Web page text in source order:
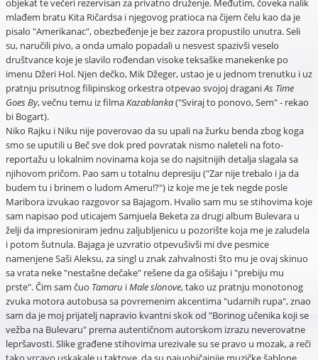
objekat te večeri rezervisan za privatno druženje. Međutim, čoveka nalik
mlađem bratu Kita Ričardsa i njegovog pratioca na čijem čelu kao da je
pisalo "Amerikanac", obezbeđenje je bez zazora propustilo unutra. Seli
su, naručili pivo, a onda umalo popadali u nesvest spazivši veselo
društvance koje je slavilo rođendan visoke teksaške manekenke po
imenu Džeri Hol. Njen dečko, Mik Džeger, ustao je u jednom trenutku i uz
pratnju prisutnog filipinskog orkestra otpevao svojoj draganiAs Time
Goes By, večnu temu iz filmaKazablanka("Sviraj to ponovo, Sem" - rekao
bi Bogart).
Niko Rajku i Niku nije poverovao da su upali na žurku benda zbog koga
smo se uputili u Beč sve dok pred povratak nismo naleteli na foto-
reportažu u lokalnim novinama koja se do najsitnijih detalja slagala sa
njihovom pričom. Pao sam u totalnu depresiju ("Zar nije trebalo i ja da
budem tu i brinem o ludom Ameru!?") iz koje me je tek negde posle
Maribora izvukao razgovor sa Bajagom. Hvalio sam mu se stihovima koje
sam napisao pod uticajem Samjuela Beketa za drugi album Bulevara u
želji da impresioniram jednu zaljubljenicu u pozorište koja me je zaludela
i potom šutnula. Bajaga je uzvratio otpevušivši mi dve pesmice
namenjene Saši Aleksu, za singl u znak zahvalnosti što mu je ovaj skinuo
sa vrata neke "nestašne dečake" rešene da ga ošišaju i "prebiju mu
prste". Čim sam čuo Tamaru iMale slonove, tako uz pratnju monotonog
zvuka motora autobusa sa povremenim akcentima "udarnih rupa", znao
sam da je moj prijatelj napravio kvantni skok od "Borinog učenika koji se
vežba na Bulevaru" prema autentičnom autorskom izrazu neverovatne
lepršavosti. Slike građene stihovima urezivale su se pravo u mozak, a reči